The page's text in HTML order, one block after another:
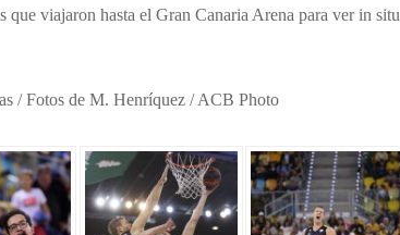
que viajaron hasta el Gran Canaria Arena para ver in situ
/ Fotos de M. Henríquez / ACB Photo